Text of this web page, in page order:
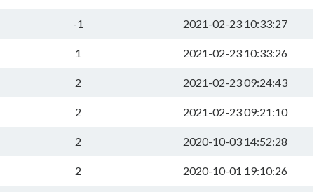
-1 2021-02-23 10:33:27
1 2021-02-23 10:33:26
2 2021-02-23 09:24:43
2 2021-02-23 09:21:10
2 2020-10-03 14:52:28
2 2020-10-01 19:10:26